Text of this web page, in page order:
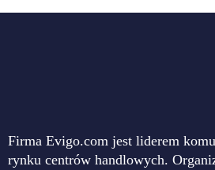
Firma Evigo.com jest liderem
rynku centrów handlowych.